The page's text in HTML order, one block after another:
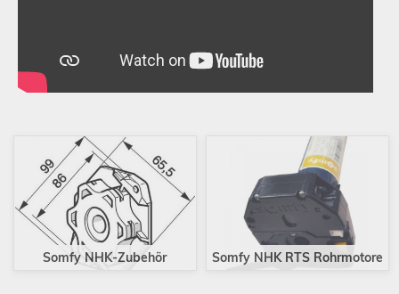
Somfy NHK-Zubehör Somfy NHK RTS Rohrmotore